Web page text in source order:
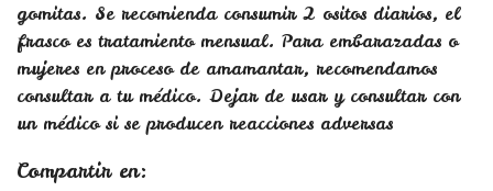
gomitas. Se recomienda consumir 2 ositos diarios, el
frasco es tratamiento mensual. Para embarazadas o
mujeres en proceso de amamantar, recomendamos
consultar a tu médico. Dejar de usar y consultar con
un médico si se producen reacciones adversas
Compartir en: